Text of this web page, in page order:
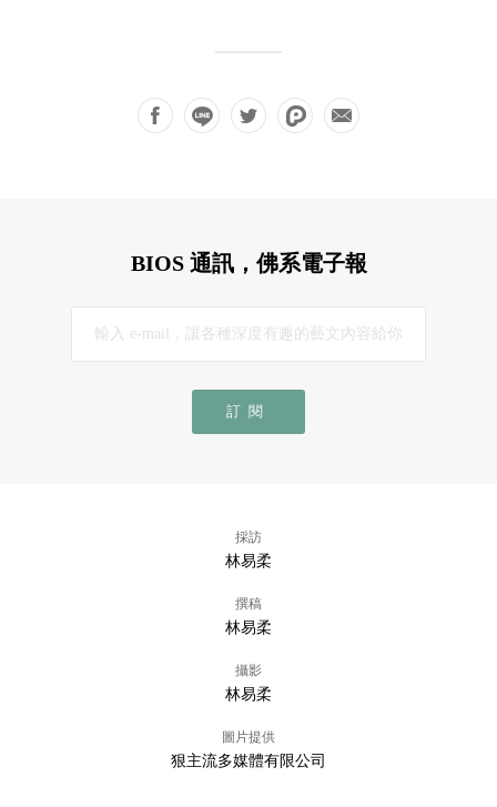
BIOS 通訊，佛系電子報
訂閱
採訪
林易柔
撰稿
林易柔
攝影
林易柔
圖片提供
狠主流多媒體有限公司